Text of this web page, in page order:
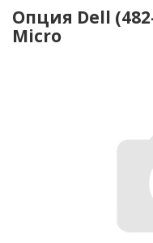
Опция Dell
Micro